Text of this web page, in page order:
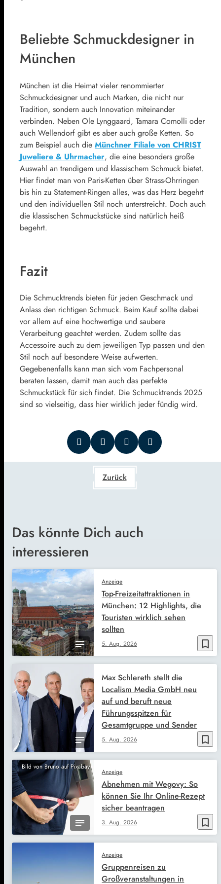
Beliebte Schmuckdesigner in
München
München ist die Heimat vieler renommierter
Schmuckdesigner und auch Marken, die nicht nur
Tradition, sondern auch Innovation miteinander
verbinden. Neben Ole Lynggaard, Tamara Comolli oder
auch Wellendorf gibt es aber auch große Ketten. So
zum Beispiel auch die Münchner Filiale von CHRIST
Juweliere & Uhrmacher, die eine besonders große
Auswahl an trendigem und klassischem Schmuck bietet.
Hier findet man von Paris-Ketten über Strass-Ohrringen
bis hin zu Statement-Ringen alles, was das Herz begehrt
und den individuellen Stil noch unterstreicht. Doch auch
die klassischen Schmuckstücke sind natürlich heiß
begehrt.
Fazit
Die Schmucktrends bieten für jeden Geschmack und
Anlass den richtigen Schmuck. Beim Kauf sollte dabei
vor allem auf eine hochwertige und saubere
Verarbeitung geachtet werden. Zudem sollte das
Accessoire auch zu dem jeweiligen Typ passen und den
Stil noch auf besondere Weise aufwerten.
Gegebenenfalls kann man sich vom Fachpersonal
beraten lassen, damit man auch das perfekte
Schmuckstück für sich findet. Die Schmucktrends 2025
sind so vielseitig, dass hier wirklich jeder fündig wird.
Zurück
Das könnte Dich auch
interessieren
bookmark_border
Anzeige
5. Aug. 2026
Top-Freizeitattraktionen in
München: 12 Highlights, die
Touristen wirklich sehen
sollten
bookmark_border
5. Aug. 2026
Max Schlereth stellt die
Localism Media GmbH neu
auf und beruft neue
Führungsspitzen für
Gesamtgruppe und Sender
Bild von Bruno auf Pixabay
bookmark_border
Anzeige
3. Aug. 2026
Abnehmen mit Wegovy: So
können Sie Ihr Online-Rezept
sicher beantragen
Anzeige
Gruppenreisen zu
Großveranstaltungen in